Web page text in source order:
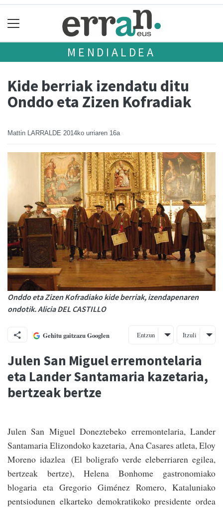
MENDIALDEA
Kide berriak izendatu ditu
Onddo eta Zizen Kofradiak
Mattin LARRALDE 2014ko urriaren 16a
Onddo eta Zizen Kofradiako kide berriak, izendapenaren
ondotik. Alicia DEL CASTILLO
Gehitu gaitzazu Googlen Entzun Itzuli
Julen San Miguel erremontelaria
eta Lander Santamaria kazetaria,
bertzeak bertze
Julen San Miguel Doneztebeko erremontelaria, Lander
Santamaria Elizondoko kazetaria, Ana Casares atleta, Eloy
Moreno idazlea (El boligrafo verde elebe­rriaren egilea,
bertzeak bertze), Helena Bonhome gastronomiako
blogaria eta Gregorio Giménez Romero, Kataluniako
pentsiodunen elkarteko demokratikoko presidente ordea